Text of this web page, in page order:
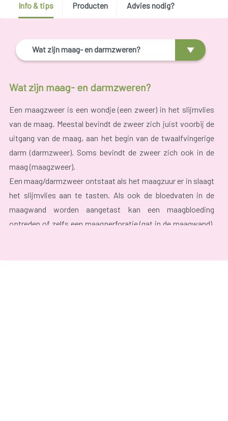
Info & tips Producten Advies nodig?
Wat zijn maag- en darmzweren?
Wat zijn maag- en darmzweren?
Een maagzweer is een wondje (een zweer) in het slijmvlies
van de maag. Meestal bevindt de zweer zich juist voorbij de
uitgang van de maag, aan het begin van de twaalfvingerige
darm (darmzweer). Soms bevindt de zweer zich ook in de
maag (maagzweer).
Een maag/darmzweer ontstaat als het maagzuur er in slaagt
het slijmvlies aan te tasten. Als ook de bloedvaten in de
maagwand worden aangetast kan een maagbloeding
optreden of zelfs een maagperforatie (gat in de maagwand).